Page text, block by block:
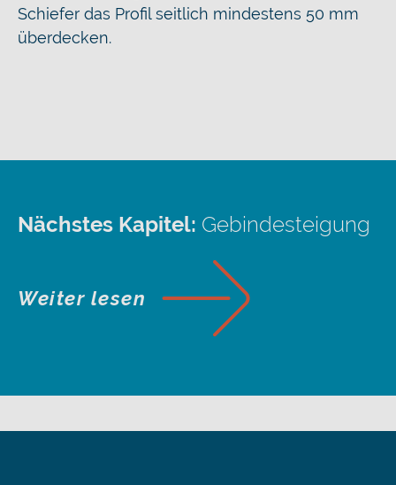
Schiefer das Profil seitlich mindestens 50 mm
überdecken.
Nächstes Kapitel: Gebindesteigung
Weiter lesen